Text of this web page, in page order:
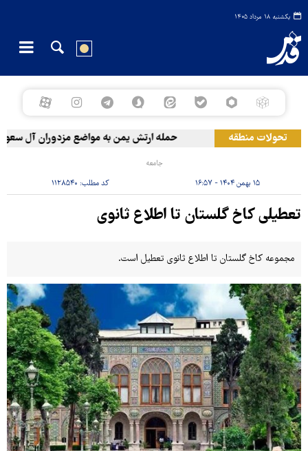
یکشنبه ۱۸ مرداد ۱۴۰۵
تحولات منطقه حمله ارتش یمن به مواضع مزدوران آل سعود
جامعه
۱۵ بهمن ۱۴۰۴ - ۱۶:۵۷ کد مطلب: ۱۱۲۸۵۴۰
تعطیلی کاخ گلستان تا اطلاع ثانوی
مجموعه کاخ گلستان تا اطلاع ثانوی تعطیل است.